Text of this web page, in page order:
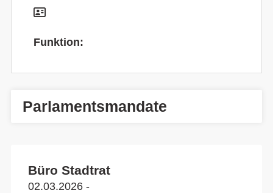
Funktion:
Parlamentsmandate
Büro Stadtrat
02.03.2026 -